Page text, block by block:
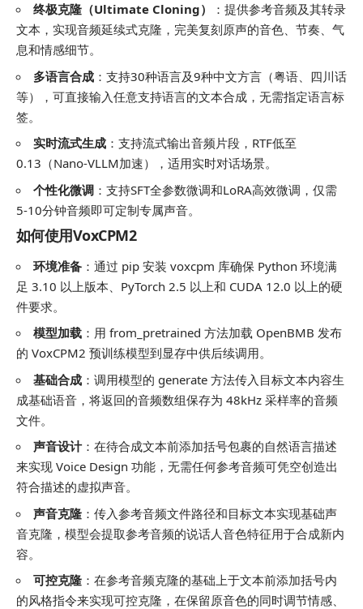
终极克隆（Ultimate Cloning）
：提供参考音频及其转录
文本，实现音频延续式克隆，完美复刻原声的音色、节奏、气
息和情感细节。
多语言合成 ：支持30种语言及9种中文方言（粤语、四川话
等），可直接输入任意支持语言的文本合成，无需指定语言标
签。
实时流式生成 ：支持流式输出音频片段，RTF低至
0.13（Nano-VLLM加速），适用实时对话场景。
个性化微调 ：支持SFT全参数微调和LoRA高效微调，仅需
5-10分钟音频即可定制专属声音。
如何使用VoxCPM2
环境准备 ：通过 pip 安装 voxcpm 库确保 Python 环境满
足 3.10 以上版本、PyTorch 2.5 以上和 CUDA 12.0 以上的硬
件要求。
模型加载 ：用 from_pretrained 方法加载 OpenBMB 发布
的 VoxCPM2 预训练模型到显存中供后续调用。
基础合成 ：调用模型的 generate 方法传入目标文本内容生
成基础语音，将返回的音频数组保存为 48kHz 采样率的音频
文件。
声音设计：在待合成文本前添加括号包裹的自然语言描述
来实现 Voice Design 功能，无需任何参考音频可凭空创造出
符合描述的虚拟声音。
声音克隆 ：传入参考音频文件路径和目标文本实现基础声
音克隆，模型会提取参考音频的说话人音色特征用于合成新内
容。
可控克隆 ：在参考音频克隆的基础上于文本前添加括号内
的风格指令来实现可控克隆，在保留原音色的同时调节情感、